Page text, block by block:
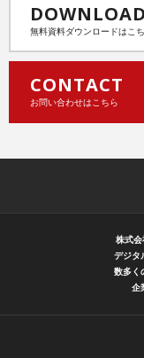
DOWNLOAD
無料資料ダウンロードはこ
CONTACT
お問い合わせはこちら
株式会
デジタ
数多く
企